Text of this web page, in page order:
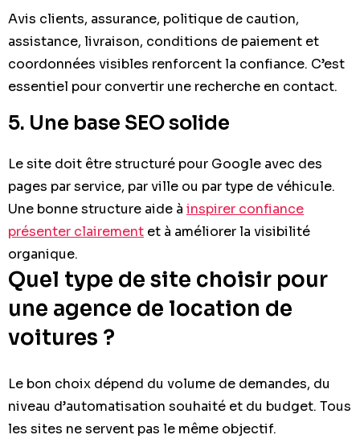
Avis clients, assurance, politique de caution,
assistance, livraison, conditions de paiement et
coordonnées visibles renforcent la confiance. C’est
essentiel pour convertir une recherche en contact.
5. Une base SEO solide
Le site doit être structuré pour Google avec des
pages par service, par ville ou par type de véhicule.
Une bonne structure aide à inspirer confiance
présenter clairement et à améliorer la visibilité
organique.
Quel type de site choisir pour
une agence de location de
voitures ?
Le bon choix dépend du volume de demandes, du
niveau d’automatisation souhaité et du budget. Tous
les sites ne servent pas le même objectif.